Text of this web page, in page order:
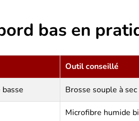
bas en
Outil conseillé
Brosse souple à sec
Microfibre humide